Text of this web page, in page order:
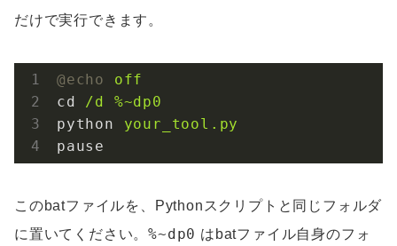
だけで実行できます。
@echo
off
cd
/d %~dp0
python
your_tool.py
pause
このbatファイルを、Pythonスクリプトと同じフォルダ
に置いてください。%~dp0 はbatファイル自身のフォ